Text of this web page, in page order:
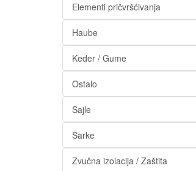
Elementi pričvršćivanja
Haube
Keder / Gume
Ostalo
Sajle
Šarke
Zvučna izolacija / Zaštita